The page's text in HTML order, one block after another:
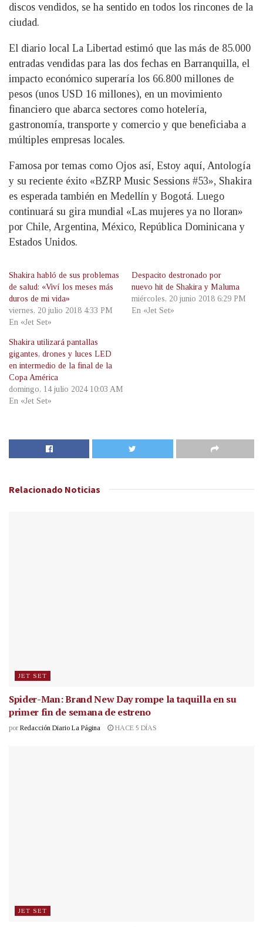
discos vendidos, se ha sentido en todos los rincones de la
ciudad.
El diario local La Libertad estimó que las más de 85.000
entradas vendidas para las dos fechas en Barranquilla, el
impacto económico superaría los 66.800 millones de
pesos (unos USD 16 millones), en un movimiento
financiero que abarca sectores como hotelería,
gastronomía, transporte y comercio y que beneficiaba a
múltiples empresas locales.
Famosa por temas como Ojos así, Estoy aquí, Antología
y su reciente éxito «BZRP Music Sessions #53», Shakira
es esperada también en Medellín y Bogotá. Luego
continuará su gira mundial «Las mujeres ya no lloran»
por Chile, Argentina, México, República Dominicana y
Estados Unidos.
Shakira habló de sus problemas
de salud: «Viví los meses más
duros de mi vida»
viernes, 20 julio 2018 4:33 PM
En «Jet Set»
Despacito destronado por
nuevo hit de Shakira y Maluma
miércoles, 20 junio 2018 6:29 PM
En «Jet Set»
Shakira utilizará pantallas
gigantes, drones y luces LED
en intermedio de la final de la
Copa América
domingo, 14 julio 2024 10:03 AM
En «Jet Set»
Relacionado Noticias
JET SET
Spider-Man: Brand New Day rompe la taquilla en su
primer fin de semana de estreno
por Redacción Diario La Página HACE 5 DÍAS
JET SET